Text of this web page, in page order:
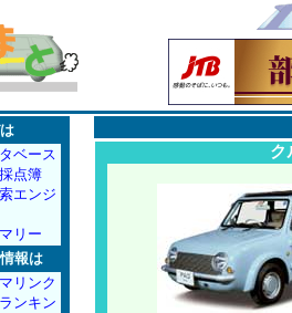
ベース
点簿
エンジ
リー
報は
リンク
ンキン
ク